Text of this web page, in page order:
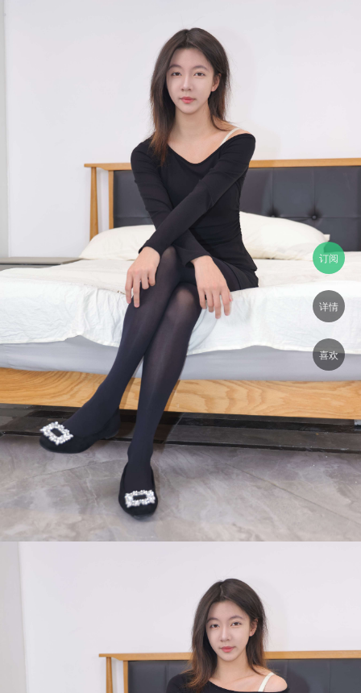
订阅
详情
喜欢